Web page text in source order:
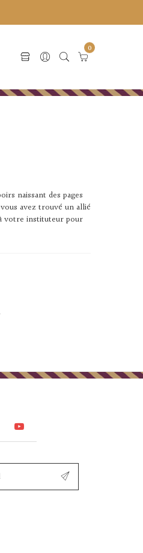
0
naissant des pages
avez trouvé un allié
votre instituteur pour
Facebook